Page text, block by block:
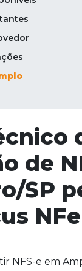
de
SP
NFe
NFS-e em